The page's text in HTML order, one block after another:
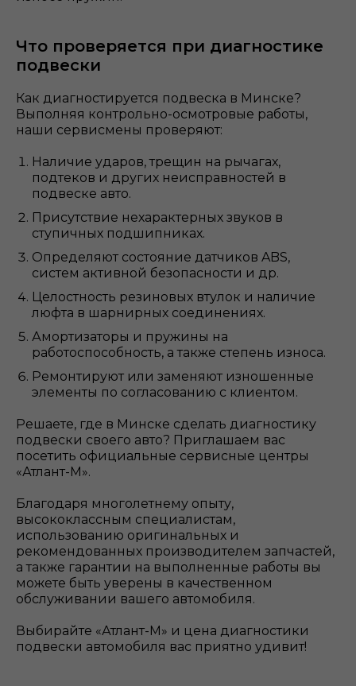
Что проверяется при диагностике
подвески
Как диагностируется подвеска в Минске?
Выполняя контрольно-осмотровые работы,
наши сервисмены проверяют:
Наличие ударов, трещин на рычагах,
подтеков и других неисправностей в
подвеске авто.
Присутствие нехарактерных звуков в
ступичных подшипниках.
Определяют состояние датчиков ABS,
систем активной безопасности и др.
Целостность резиновых втулок и наличие
люфта в шарнирных соединениях.
Амортизаторы и пружины на
работоспособность, а также степень износа.
Ремонтируют или заменяют изношенные
элементы по согласованию с клиентом.
Решаете, где в Минске сделать диагностику
подвески своего авто? Приглашаем вас
посетить официальные сервисные центры
«Атлант-М».
Благодаря многолетнему опыту,
высококлассным специалистам,
использованию оригинальных и
рекомендованных производителем запчастей,
а также гарантии на выполненные работы вы
можете быть уверены в качественном
обслуживании вашего автомобиля.
Выбирайте «Атлант-М» и цена диагностики
подвески автомобиля вас приятно удивит!